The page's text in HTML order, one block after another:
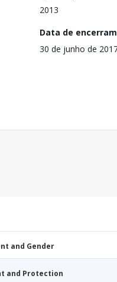
2013
Data de
30 de junho de
and Gender
and Protection